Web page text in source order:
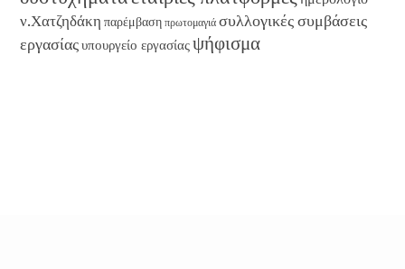
ν.Χατζηδάκη παρέμβαση πρωτομαγιά συλλογικές συμβάσεις
εργασίαςυπουργείο εργασίαςψήφισμα